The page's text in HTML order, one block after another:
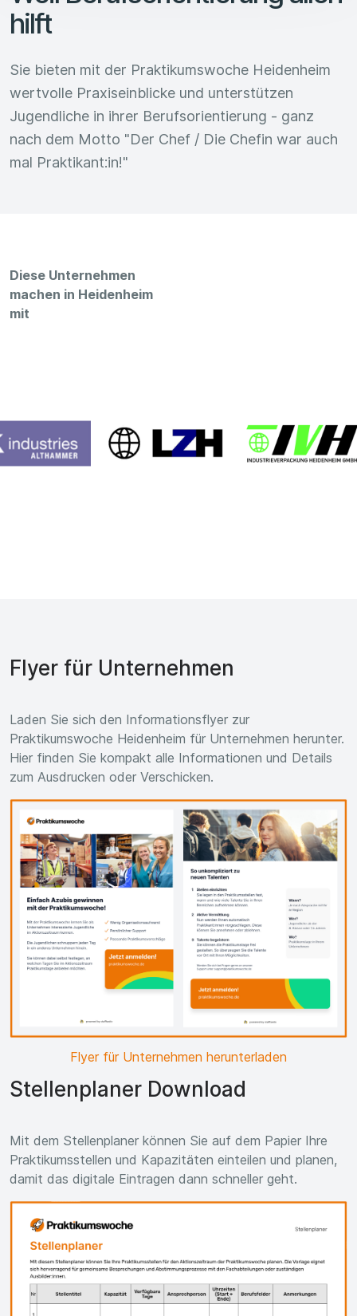
hilft
Sie bieten mit der Praktikumswoche Heidenheim
wertvolle Praxiseinblicke und unterstützen
Jugendliche in ihrer Berufsorientierung - ganz
nach dem Motto "Der Chef / Die Chefin war auch
mal Praktikant:in!"
Diese Unternehmen
machen in Heidenheim
mit
Flyer für Unternehmen
Laden Sie sich den Informationsflyer zur
Praktikumswoche Heidenheim für Unternehmen herunter.
Hier finden Sie kompakt alle Informationen und Details
zum Ausdrucken oder Verschicken.
Flyer für Unternehmen herunterladen
Stellenplaner Download
Mit dem Stellenplaner können Sie auf dem Papier Ihre
Praktikumsstellen und Kapazitäten einteilen und planen,
damit das digitale Eintragen dann schneller geht.